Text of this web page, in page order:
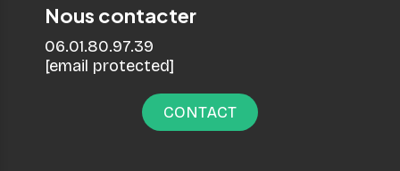
Nous contacter
06.01.80.97.39
[email protected]
CONTACT